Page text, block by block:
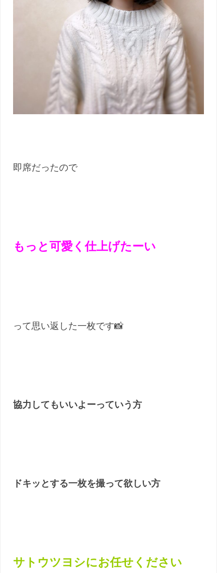
即席だったので
もっと可愛く仕上げたーい
って思い返した一枚です📸
協力してもいいよーっていう方
ドキッとする一枚を撮って欲しい方
サトウツヨシにお任せください